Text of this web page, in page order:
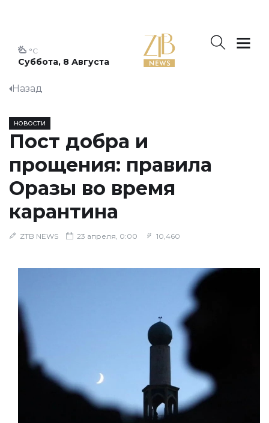
Суббота, 8 Августа
°C
Назад
НОВОСТИ
Пост добра и
прощения: правила
Оразы во время
карантина
ZTB NEWS 23 апреля, 0:00 10,460